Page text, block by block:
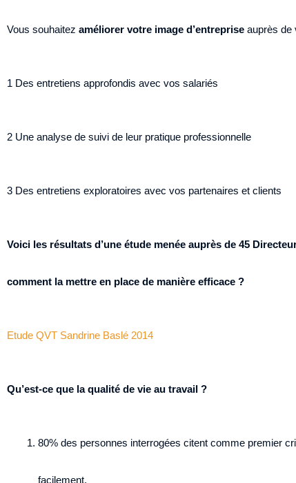
Vous souhaitez améliorer votre image d’entreprise auprès de
1 Des entretiens approfondis avec vos salariés
2 Une analyse de suivi de leur pratique professionnelle
3 Des entretiens exploratoires avec vos partenaires et clients
Voici les résultats d’une étude menée auprès de 45
comment la mettre en place de manière efficace ?
Etude QVT Sandrine Baslé 2014
Qu’est-ce que la qualité de vie au travail ?
80% des personnes interrogées citent comme premier
facilement.